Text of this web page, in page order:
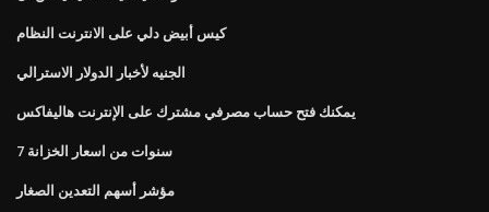
كيس أبيض دلي على الانترنت النظام
الجنيه لأخبار الدولار الاسترالي
يمكنك فتح حساب مصرفي مشترك على الإنترنت هاليفاكس
7 سنوات من اسعار الخزانة
مؤشر أسهم التعدين الصغار